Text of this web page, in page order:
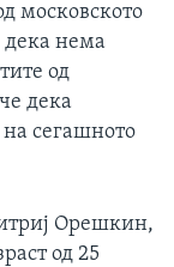
московското
дека нема
од
дека
на сегашното
Орешкин,
од 25